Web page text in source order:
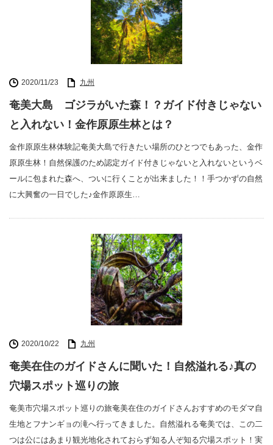
2020/11/23 九州
奄美大島 ゴジラがいた森！？ガイド付きじゃない
と入れない！金作原原生林とは？
金作原原生林体験記奄美大島で行きたい場所のひとつでもあった、金作
原原生林！自然保護のため認定ガイド付きじゃないと入れないというベ
ールに包まれた森へ、ついに行くことが出来ました！！手つかずの自然
に大興奮の一日でした♪金作原原生…
2020/10/22 九州
奄美在住のガイドさんに聞いた！自然溢れる♪真の
穴場スポット巡りの旅
奄美市穴場スポット巡りの旅奄美在住のガイドさんおすすめのモダマ自
生地とフナンギョの滝へ行ってきました。自然溢れる奄美では、この二
つは公にはあまり観光地化されておらず知る人ぞ知る穴場スポット！実